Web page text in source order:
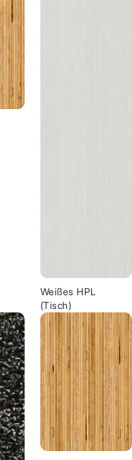
Weißes HPL
(Tisch)